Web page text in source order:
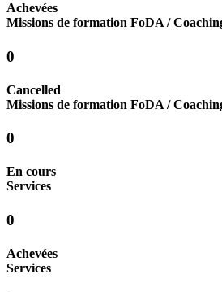
Achevées
Missions de formation FoDA /
0
Cancelled
Missions de formation FoDA /
0
En cours
Services
0
Achevées
Services